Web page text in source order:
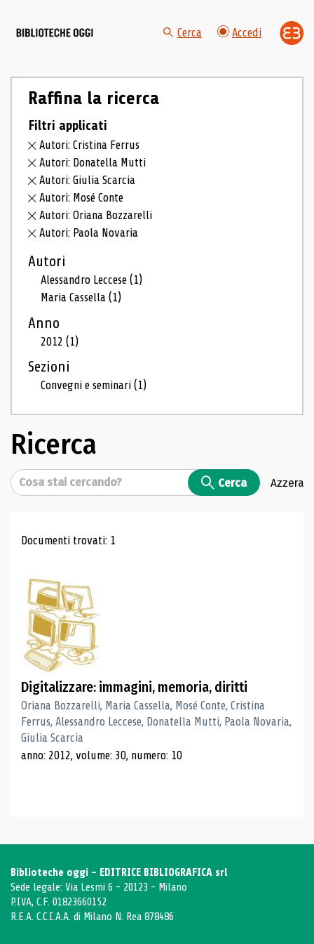
Cerca Accedi
Raffina la ricerca
Filtri applicati
Autori: Cristina Ferrus
Autori: Donatella Mutti
Autori: Giulia Scarcia
Autori: Mosé Conte
Autori: Oriana Bozzarelli
Autori: Paola Novaria
Autori
Alessandro Leccese(1)
Maria Cassella(1)
Anno
2012(1)
Sezioni
Convegni e seminari(1)
Ricerca
Cerca Cerca Azzera
Risultati di ricerca
Documenti trovati: 1
Digitalizzare: immagini, memoria, diritti
Oriana Bozzarelli, Maria Cassella, Mosé Conte, Cristina
Ferrus, Alessandro Leccese, Donatella Mutti, Paola Novaria,
Giulia Scarcia
anno: 2012, volume: 30, numero: 10
Biblioteche oggi - EDITRICE BIBLIOGRAFICA srl
Sede legale: Via Lesmi 6 - 20123 - Milano
P.IVA, C.F. 01823660152
R.E.A. C.C.I.A.A. di Milano N. Rea 878486